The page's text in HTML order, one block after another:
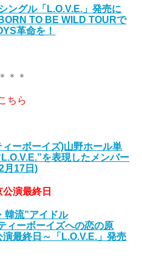
ングル「L.O.V.E.」発売に
TO BE WILD TOURで
革命を！
＊＊
ちら
ーボーイズ)山野ホール単
を表現したメンバー
月17日)
演最終日
韓流”アイドル
ィーボーイズへの恋の原
最終日～「L.O.V.E.」発売